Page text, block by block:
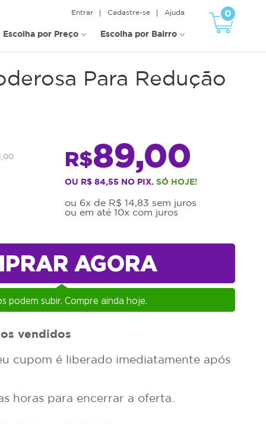
0
Entrar Cadastre-se Ajuda
Escolha por Preço Escolha por Bairro
Para Redução
R$89,00
OU R$ 84,55 NO PIX. SÓ HOJE!
ou 6x de R$ 14,83 sem juros
ou em até 10x com juros
AGORA
podem subir. Compre ainda hoje.
vendidos
cupom é liberado imediatamente após
horas para encerrar a oferta.